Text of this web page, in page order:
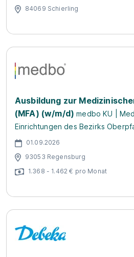
84069 Schierling
Ausbildung zur
(MFA) (w/m/d) medbo KU |
Einrichtungen des Bezirks
01.09.2026
93053 Regensburg
1.368 - 1.462 € pro Monat